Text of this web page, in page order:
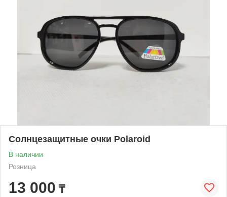
Солнцезащитные очки Polaroid
В наличии
Розница
13 000 ₸